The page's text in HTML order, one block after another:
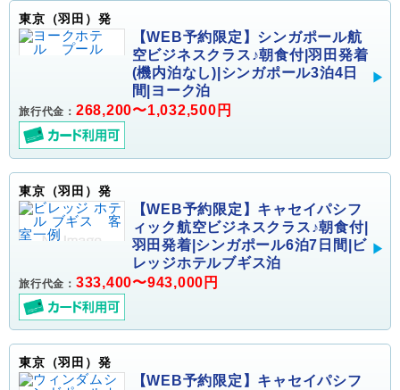
東京（羽田）発
【WEB予約限定】シンガポール航
空ビジネスクラス♪朝食付|羽田発着
(機内泊なし)|シンガポール3泊4日
間|ヨーク泊
旅行代金： 268,200〜1,032,500円
東京（羽田）発
【WEB予約限定】キャセイパシフ
ィック航空ビジネスクラス♪朝食付|
羽田発着|シンガポール6泊7日間|ビ
レッジホテルブギス泊
旅行代金： 333,400〜943,000円
東京（羽田）発
【WEB予約限定】キャセイパシフ